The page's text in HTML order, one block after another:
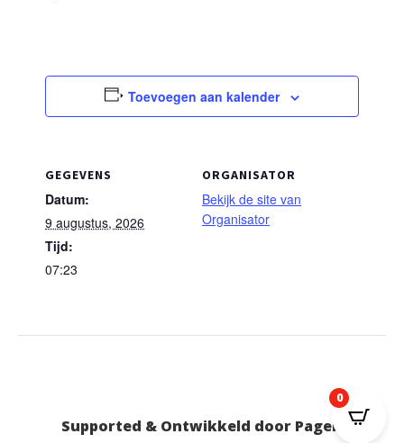
Toevoegen aan kalender
GEGEVENS
Datum:
9 augustus, 2026
Tijd:
07:23
ORGANISATOR
Bekijk de site van
Organisator
Supported & Ontwikkeld door Pageking
0